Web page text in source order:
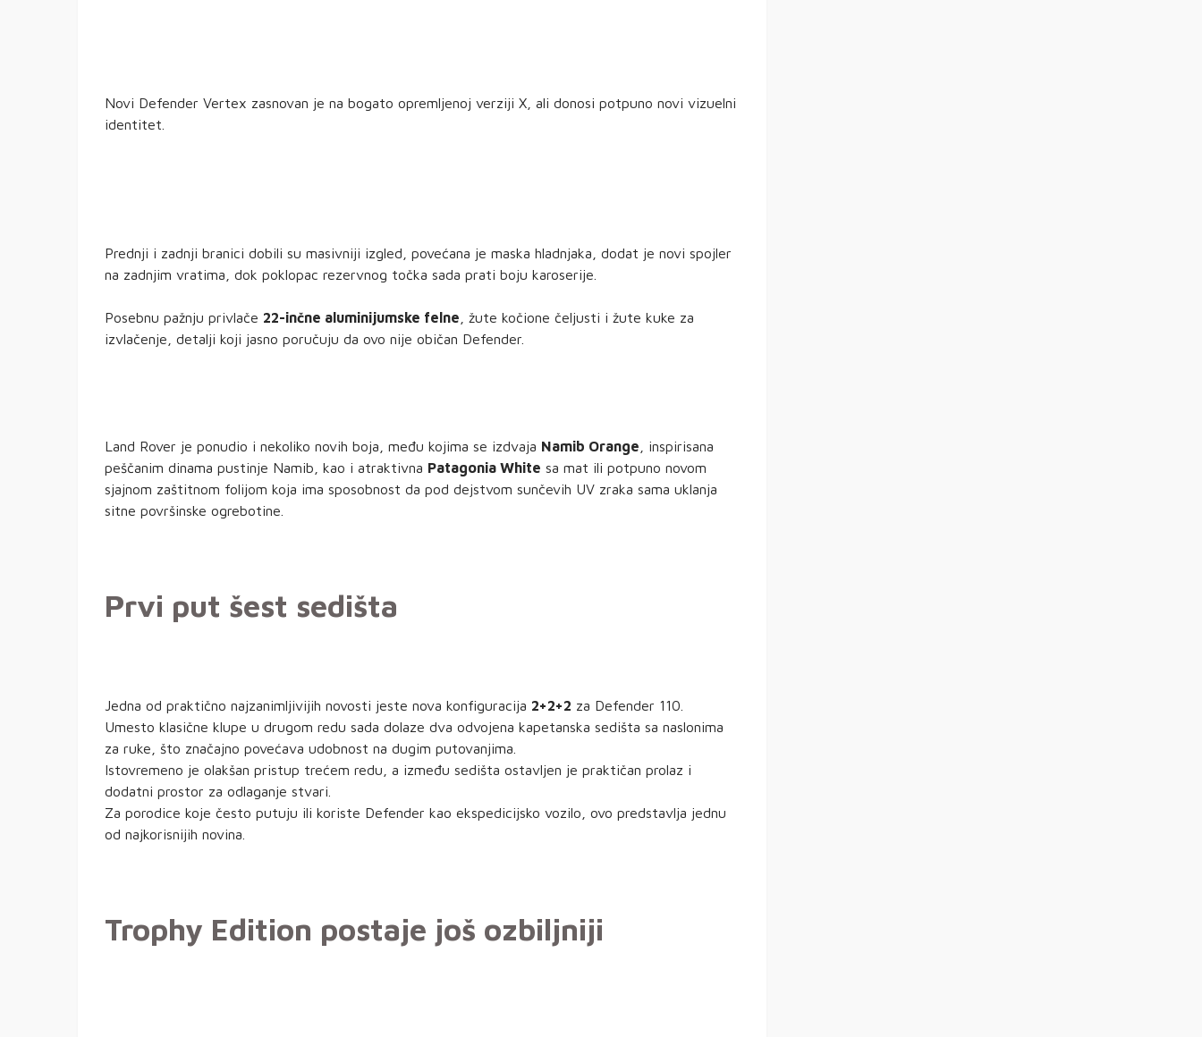
Novi Defender Vertex zasnovan je na bogato opremljenoj verziji X, ali donosi potpuno novi vizuelni
identitet.
Prednji i zadnji branici dobili su masivniji izgled, povećana je maska hladnjaka, dodat je novi spojler
na zadnjim vratima, dok poklopac rezervnog točka sada prati boju karoserije.
Posebnu pažnju privlače 22-inčne aluminijumske felne , žute kočione čeljusti i žute kuke za
izvlačenje, detalji koji jasno poručuju da ovo nije običan Defender.
Land Rover je ponudio i nekoliko novih boja, među kojima se izdvaja Namib Orange , inspirisana
peščanim dinama pustinje Namib, kao i atraktivna Patagonia White sa mat ili potpuno novom
sjajnom zaštitnom folijom koja ima sposobnost da pod dejstvom sunčevih UV zraka sama uklanja
sitne površinske ogrebotine.
Prvi put šest sedišta
Jedna od praktično najzanimljivijih novosti jeste nova konfiguracija 2+2+2 za Defender 110.
Umesto klasične klupe u drugom redu sada dolaze dva odvojena kapetanska sedišta sa naslonima
za ruke, što značajno povećava udobnost na dugim putovanjima.
Istovremeno je olakšan pristup trećem redu, a između sedišta ostavljen je praktičan prolaz i
dodatni prostor za odlaganje stvari.
Za porodice koje često putuju ili koriste Defender kao ekspedicijsko vozilo, ovo predstavlja jednu
od najkorisnijih novina.
Trophy Edition postaje još ozbiljniji